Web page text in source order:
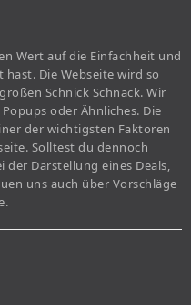
Wert auf die Einfachheit und
Die Webseite wird so
Schnick Schnack. Wir
oder Ähnliches. Die
der wichtigsten Faktoren
Solltest du dennoch
der Darstellung eines Deals,
uns auch über Vorschläge